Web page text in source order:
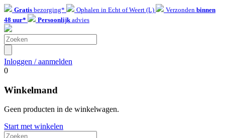
Gratis bezorging* Ophalen in Echt of Weert (L) Verzonden binnen
48 uur*
Persoonlijkadvies
Inloggen / aanmelden
0
Winkelmand
Geen producten in de winkelwagen.
Start met winkelen